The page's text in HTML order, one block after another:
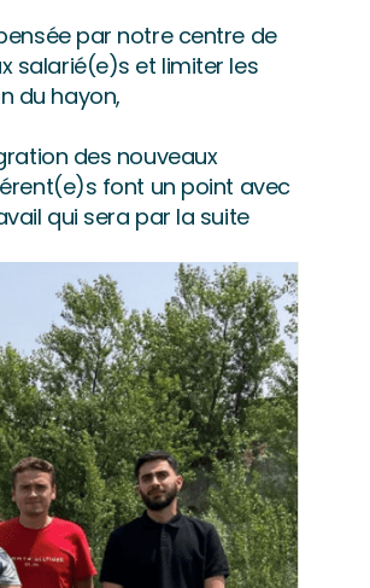
par notre centre de
salarié(e)s et limiter les
du hayon,
des nouveaux
font un point avec
qui sera par la suite